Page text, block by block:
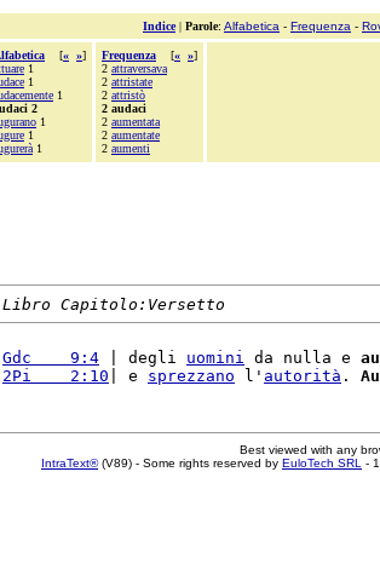
Indice| Parole: Alfabetica - Frequenza -
[« »]
1
1
1
2
1
1
1
Frequenza [« »]
2 attraversava
2 attristate
2 attristò
2 audaci
2 aumentata
2 aumentate
2 aumenti
Libro Capitolo:Versetto
Gdc    9:4 | degli uomini da nulla e
2Pi    2:10 | e sprezzano l' autorità .
Best viewed with any
IntraText®(V89) - Some rights reserved by EuloTech SRL -